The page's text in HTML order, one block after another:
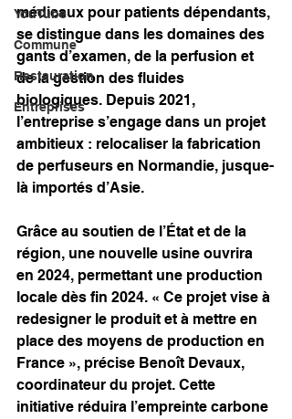
YouTube
Commune
Restauration
Entreprises
médicaux pour patients dépendants,
se distingue dans les domaines des
gants d’examen, de la perfusion et
de la gestion des fluides
biologiques. Depuis 2021,
l’entreprise s’engage dans un projet
ambitieux : relocaliser la fabrication
de perfuseurs en Normandie, jusque-
là importés d’Asie.
Grâce au soutien de l’État et de la
région, une nouvelle usine ouvrira
en 2024, permettant une production
locale dès fin 2024. « Ce projet vise à
redesigner le produit et à mettre en
place des moyens de production en
France », précise Benoît Devaux,
coordinateur du projet. Cette
initiative réduira l’empreinte carbone